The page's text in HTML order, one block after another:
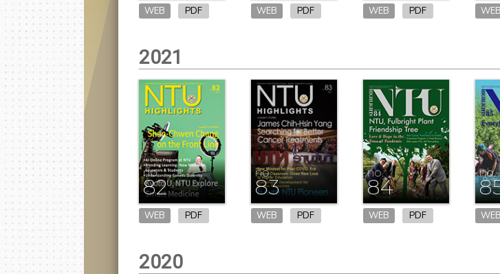
WEB PDF WEB PDF WEB PDF WEB
2021
no.
82
WEB PDF
no.
83
WEB PDF
no.
84
WEB PDF
no.
WEB
2020